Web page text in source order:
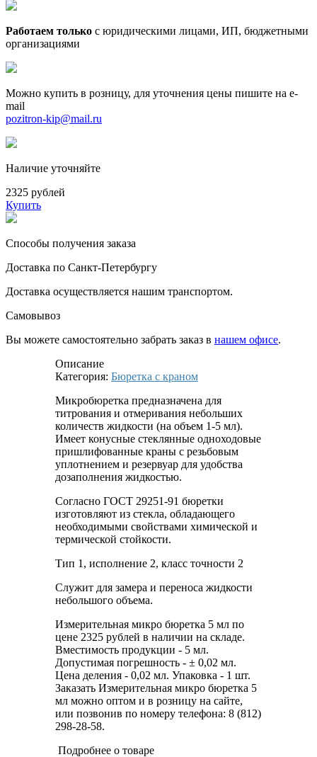
Работаем только с юридическими лицами, ИП, бюджетными
организациями
Можно купить в розницу, для уточнения цены пишите на e-
mail
pozitron-kip@mail.ru
Наличие уточняйте
2325 рублей
Купить
Способы получения заказа
Доставка по Санкт-Петербургу
Доставка осуществляется нашим транспортом.
Самовывоз
Вы можете самостоятельно забрать заказ в нашем офисе.
Описание
Категория: Бюретка с краном
Микробюретка предназначена для
титрования и отмеривания небольших
количеств жидкости (на объем 1-5 мл).
Имеет конусные стеклянные одноходовые
пришлифованные краны с резьбовым
уплотнением и резервуар для удобства
дозаполнения жидкостью.
Согласно ГОСТ 29251-91 бюретки
изготовляют из стекла, обладающего
необходимыми свойствами химической и
термической стойкости.
Тип 1, исполнение 2, класс точности 2
Служит для замера и переноса жидкости
небольшого объема.
Измерительная микро бюретка 5 мл по
цене 2325 рублей в наличии на складе.
Вместимость продукции - 5 мл.
Допустимая погрешность - ± 0,02 мл.
Цена деления - 0,02 мл. Упаковка - 1 шт.
Заказать Измерительная микро бюретка 5
мл можно оптом и в розницу на сайте,
или позвонив по номеру телефона: 8 (812)
298-28-58.
Подробнее о товаре